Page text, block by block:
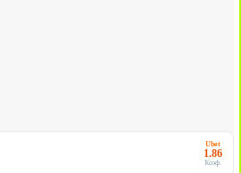
Ubet
1.86
Коэф.